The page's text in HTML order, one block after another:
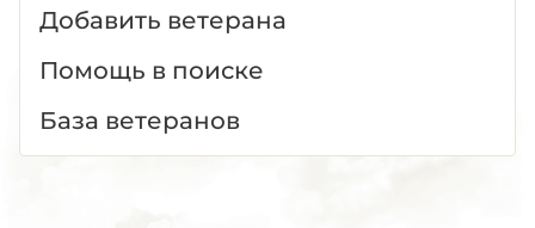
Добавить ветерана
Помощь в поиске
База ветеранов